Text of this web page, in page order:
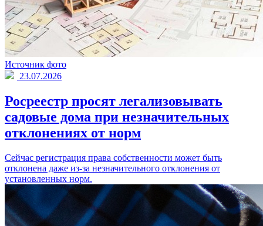
Источник фото
23.07.2026
Росреестр просят легализовывать
садовые дома при незначительных
отклонениях от норм
Сейчас регистрация права собственности может быть
отклонена даже из-за незначительного отклонения от
установленных норм.